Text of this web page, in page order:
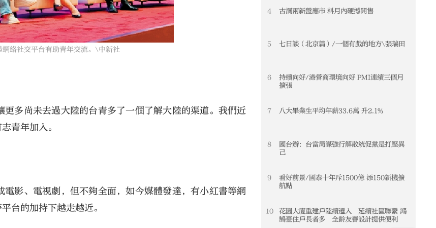
絡社交平台有助青年交流。\中新社
多尚未去過大陸的台青多了一個了解大陸的渠道。我們近
青年加入。
影、電視劇，但不夠全面，如今媒體發達，有小紅書等網
台的加持下越走越近。
4 古洞兩新盤應市 料月內硬撼開售
5 七日談（北京篇）/一個有戲的地方\張瑞田
6
持續向好/港營商環境向好 PMI連續三個月
擴張
7 八大畢業生平均年薪33.6萬 升2.1%
8
國台辦：台當局謀強行解散統促黨是打壓異
己
9
看好前景/國泰十年斥1500億 添150新機擴
航點
10
花園大廈重建戶陸續遷入 延續社區聯繫 鴻
鵠臺住戶長者多 全齡友善設計提供便利